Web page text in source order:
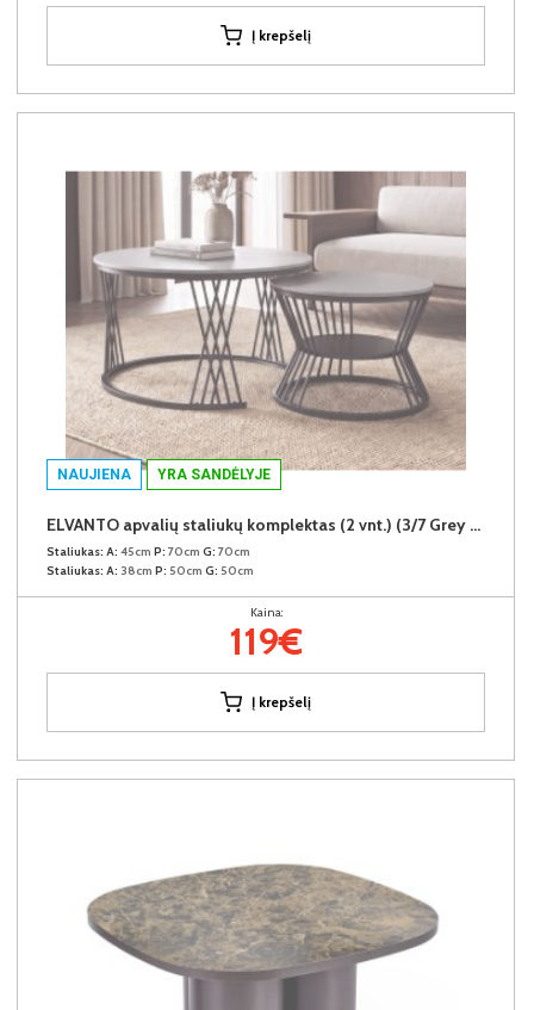
Į krepšelį
NAUJIENA YRA SANDĖLYJE
ELVANTO apvalių staliukų komplektas (2 vnt.) (3/7 Grey Matt)
Staliukas: A: 45cm P: 70cm G: 70cm
Staliukas: A: 38cm P: 50cm G: 50cm
Kaina:
119€
Į krepšelį